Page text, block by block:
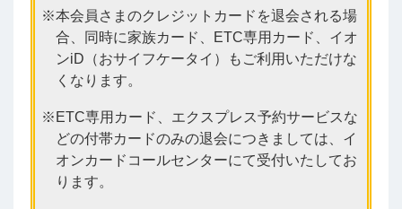
本会員さまのクレジットカードを退会される場
合、同時に家族カード、ETC専用カード、イオ
ンiD（おサイフケータイ）もご利用いただけな
くなります。
ETC専用カード、エクスプレス予約サービスな
どの付帯カードのみの退会につきましては、イ
オンカードコールセンターにて受付いたしてお
ります。